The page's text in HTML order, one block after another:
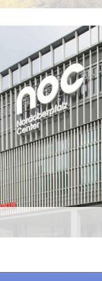
GOLLIERSTRASSE
MÜNCHEN